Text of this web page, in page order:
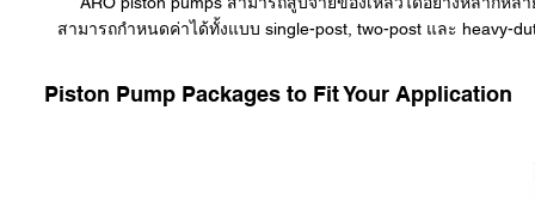
สามารถกำหนดค่าได้ทั้งแบบ single-post, two-post และ heavy-
Piston Pump Packages to Fit Your Application